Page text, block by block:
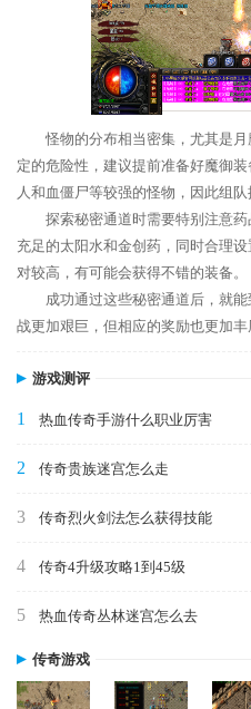
怪物的分布相当密集，尤其是
定的危险性，建议提前准备好魔御
人和血僵尸等较强的怪物，因此组队
探索秘密通道时需要特别注意
充足的太阳水和金创药，同时合理
对较高，有可能会获得不错的装备。
成功通过这些秘密通道后，就
战更加艰巨，但相应的奖励也更加丰
游戏测评
1 热血传奇手游什么职业厉害
2 传奇贵族迷宫怎么走
3 传奇烈火剑法怎么获得技能
4 传奇4升级攻略1到45级
5 热血传奇丛林迷宫怎么去
传奇游戏